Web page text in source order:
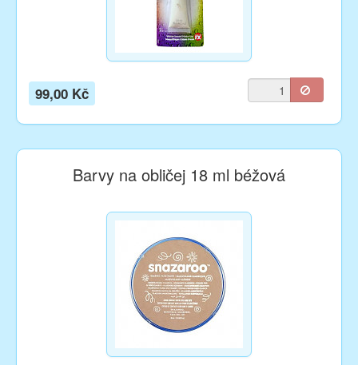
99,00 Kč
Barvy na obličej 18 ml béžová